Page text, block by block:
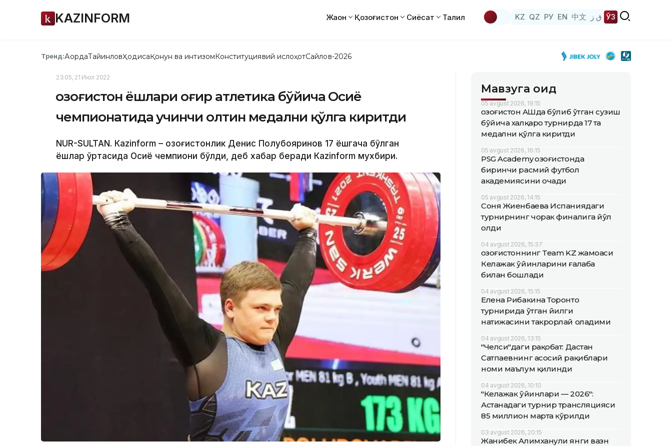
KAZINFORM Жаҳон Қозоғистон Сиёсат Таҳлил KZ QZ РУ EN 中文 ق ز ЎЗ
Тренд:АқордаТайинловҲодисаҚонун ва интизомКонституциявий ислоҳотСайлов-2026
23:05, 21 Июл 2022
Қозоғистон ёшлари оғир атлетика бўйича Осиё
чемпионатида учинчи олтин медални қўлга киритди
NUR-SULTAN. Кazinform – Қозоғистонлик Денис Полубояринов 17 ёшгача бўлган
ёшлар ўртасида Осиё чемпиони бўлди, деб хабар беради Кazinform мухбири.
Мавзуга оид
05 avgust 2026, 19:15
Қозоғистон АҚШда бўлиб ўтган сузиш
бўйича халқаро турнирда 17 та
медални қўлга киритди
05 avgust 2026, 16:15
PSG Academy Қозоғистонда
биринчи расмий футбол
академиясини очади
05 avgust 2026, 14:15
Соня Жиенбаева Испаниядаги
турнирнинг чорак финалига йўл
олди
04 avgust 2026, 15:37
Қозоғистоннинг Team KZ жамоаси
Келажак ўйинларини ғалаба
билан бошлади
04 avgust 2026, 15:15
Елена Рибакина Торонто
турнирида ўтган йилги
натижасини такрорлай оладими
04 avgust 2026, 13:15
"Челси"даги рақобат: Дастан
Сатпаевнинг асосий рақиблари
номи маълум қилинди
04 avgust 2026, 10:10
"Келажак ўйинлари — 2026":
Астанадаги турнир трансляцияси
85 миллион марта кўрилди
03 avgust 2026, 20:15
Жанибек Алимханули янги вазн